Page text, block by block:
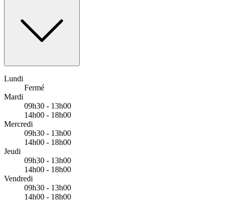
Bus - Pont d'Estavel
Lundi
Fermé
Mardi
09h30 - 13h00
14h00 - 18h00
Mercredi
09h30 - 13h00
14h00 - 18h00
Jeudi
09h30 - 13h00
14h00 - 18h00
Vendredi
09h30 - 13h00
14h00 - 18h00